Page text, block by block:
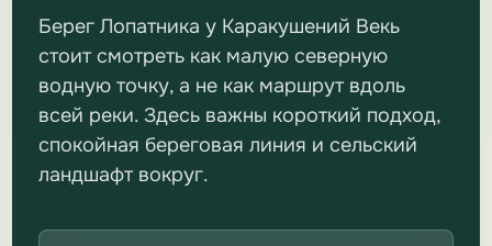
Берег Лопатника у Каракушений Векь
стоит смотреть как малую северную
водную точку, а не как маршрут вдоль
всей реки. Здесь важны короткий подход,
спокойная береговая линия и сельский
ландшафт вокруг.